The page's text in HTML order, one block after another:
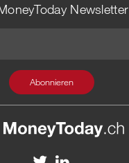
Newsletter